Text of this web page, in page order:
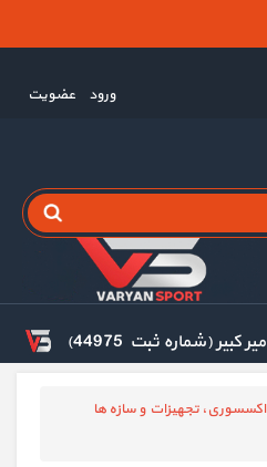
ورود عضویت
(شماره ثبت 44975)
اکسسوری، تجهیزات و سازه ها